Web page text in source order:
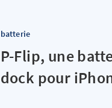
batterie
P-Flip, une
dock pour